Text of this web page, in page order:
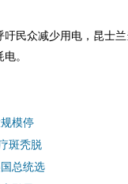
众减少用电，昆士兰
。
模停
斑秃脱
总统选